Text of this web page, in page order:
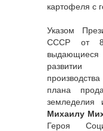
картофеля с
Указом
СССР от 8
развитии
плана
земледелия
Михаилу
Героя